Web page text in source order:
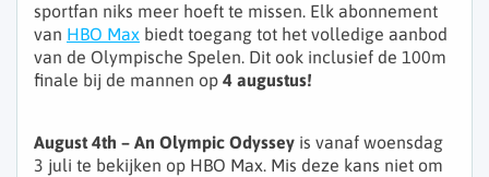
sportfan niks meer hoeft te missen. Elk abonnement
van HBO Max biedt toegang tot het volledige aanbod
van de Olympische Spelen. Dit ook inclusief de 100m
finale bij de mannen op 4 augustus!
August 4th – An Olympic Odyssey is vanaf woensdag
3 juli te bekijken op HBO Max. Mis deze kans niet om